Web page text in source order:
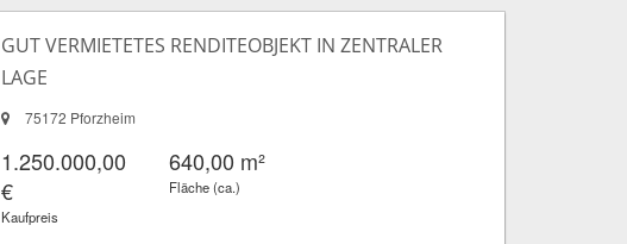
GUT VERMIETETES RENDITEOBJEKT IN ZENTRALER
LAGE
75172 Pforzheim
1.250.000,00
€
Kaufpreis
640,00 m²
Fläche (ca.)